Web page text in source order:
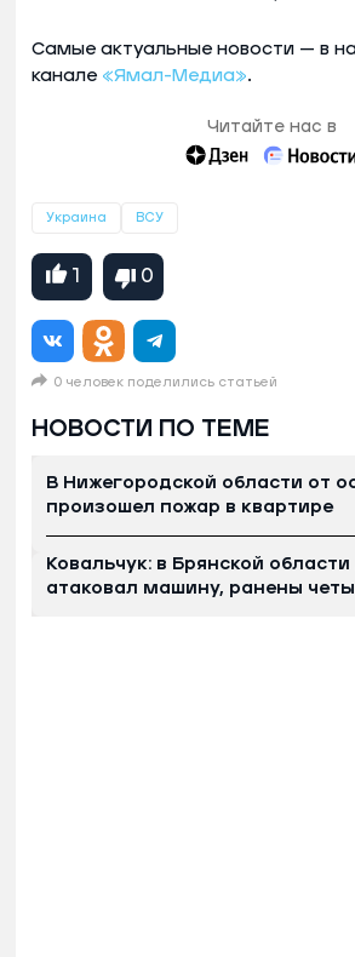
Самые актуальные новости — в
канале «Ямал-Медиа».
Читайте нас в
Украина ВСУ
1 0
0 человек поделились статьей
НОВОСТИ ПО ТЕМЕ
В Нижегородской области от
произошел пожар в квартире
Ковальчук: в Брянской
атаковал машину, ранены